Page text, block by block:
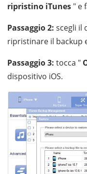
ripristino iTunes " e
Passaggio 2: scegli il
ripristinare il backup
Passaggio 3: tocca "
dispositivo iOS.